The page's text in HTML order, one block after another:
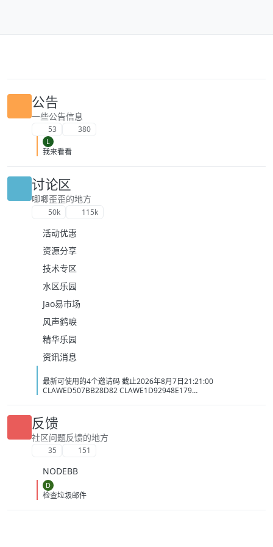
公告
一些公告信息
53 380
L
我来看看
讨论区
唧唧歪歪的地方
50k 115k
活动优惠
资源分享
技术专区
水区乐园
Jao易市场
风声鹤唳
精华乐园
资讯消息
最新可使用的4个邀请码 截止2026年8月7日21:21:00
CLAWED507BB28D82 CLAWE1D92948E179
反馈
社区问题反馈的地方
35 151
NODEBB
D
检查垃圾邮件